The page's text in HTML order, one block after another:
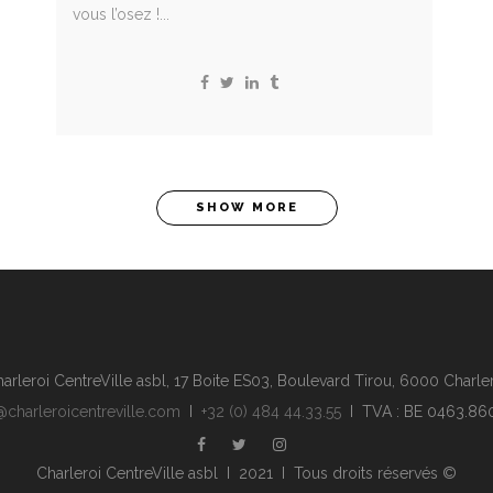
vous l’osez !...
SHOW MORE
CentreVille asbl, 17 Boite ES03, Boulevard Tirou, 6000
+32 (0) 484 44.33.55 I TVA : BE
Charleroi CentreVille asbl I 2021 I Tous droits réservés ©